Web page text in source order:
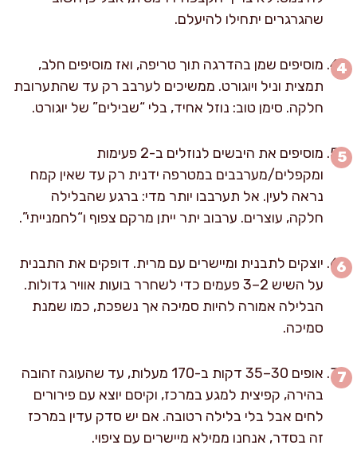
שהגרגרים יתחילו להיעלם.
מוסיפים שמן בהדרגה תוך טריפה, ואז מוסיפים חלב,
תמצית וניל ויוגורט. ממשיכים לערבב רק עד שהתערובת
חלקה. סימן טוב: נוזל אחיד, בלי “שבילים” של יוגורט.
מוסיפים את היבשים לנוזלים ב-2 פעימות
ומקפלים/מערבבים במטרפה ידנית רק עד שאין קמח
נראה לעין. אל תערבבו יותר מדי: ברגע שהבלילה
חלקה, עוצרים. ערבוב יתר ייתן מרקם צפוף ו“לחמנייתי”.
יוצקים לתבנית ומיישרים עם מרית. דופקים את התבנית
על השיש 2–3 פעמים כדי לשחרר בועות אוויר גדולות.
הבלילה אמורה להיות סמיכה אך נשפכת, כמו שמנת
סמיכה.
אופים 30–35 דקות ב-170 מעלות, עד שהעוגה זהובה
בהירה, קפיצית למגע במרכז, וקיסם יוצא עם פירורים
לחים אבל בלי בלילה רטובה. אם יש סדק עדין במרכז
זה בסדר, אנחנו ממילא מיישרים עם ציפוי.